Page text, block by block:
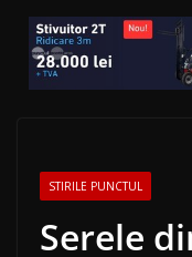
STIRILE PUNCTUL
Serele